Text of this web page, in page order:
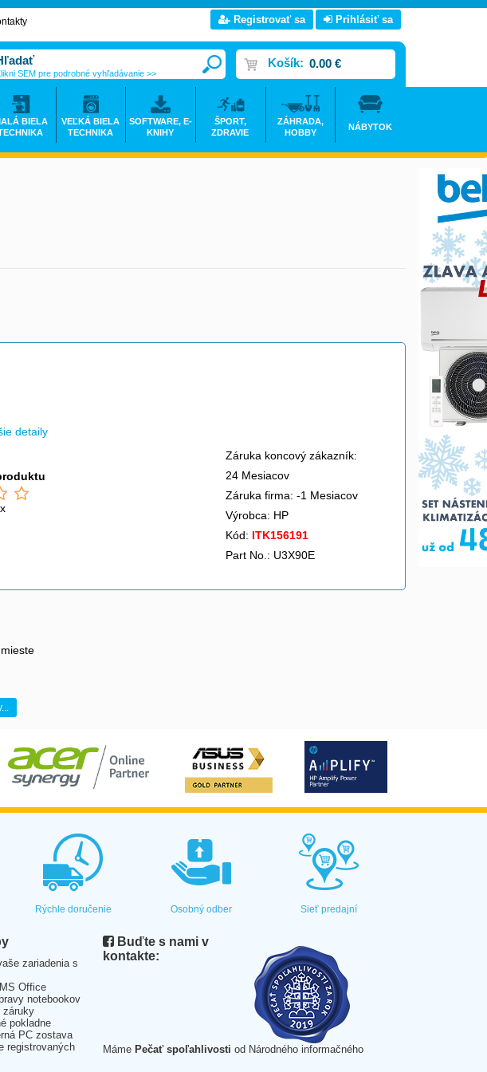
detaily
Záruka koncový zákazník:
24 Mesiacov
Záruka firma: -1 Mesiacov
Výrobca: HP
Kód: ITK156191
Part No.: U3X90E
Registrovať sa Prihlásiť sa
Košík: 0.00 €
SEM pre podrobné vyhľadávanie >>
BIELA
VEĽKÁ BIELA
TECHNIKA
SOFTWARE, E-
KNIHY
ŠPORT,
ZDRAVIE
ZÁHRADA,
HOBBY
NÁBYTOK
Rýchle doručenie Osobný odber Sieť predajní
zariadenia s
Office
notebookov
záruky
pokladne
PC zostava
registrovaných
Buďte s nami v
kontakte:
Máme Pečať spoľahlivosti od Národného informačného